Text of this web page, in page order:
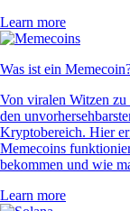
Learn more
Was ist ein
Von viralen Witzen
den
Kryptobereich. Hier
Memecoins
bekommen und wie
Learn more